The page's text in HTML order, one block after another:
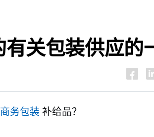
关包装供应的
务包装 补给品？